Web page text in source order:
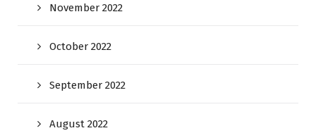
November 2022
October 2022
September 2022
August 2022